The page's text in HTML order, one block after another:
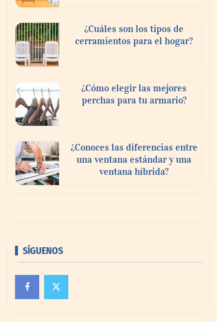
¿Cuáles son los tipos de
cerramientos para el hogar?
¿Cómo elegir las mejores
perchas para tu armario?
¿Conoces las diferencias entre
una ventana estándar y una
ventana híbrida?
SÍGUENOS